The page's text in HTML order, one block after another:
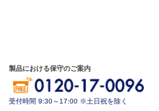
製品における保守のご案内
受付時間 9:30～17:00 ※土日祝を除く